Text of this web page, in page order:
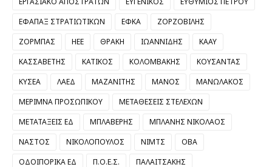
ΕΦΑΠΑΞ ΣΤΡΑΤΙΩΤΙΚΩΝ
ΕΦΚΑ
ΖΟΡΖΟΒΙΛΗΣ
ΖΟΡΜΠΑΣ
ΗΕΕ ΘΡΑΚΗ ΙΩΑΝΝΙΔΗΣ
ΚΑΑΥ
ΚΑΣΣΑΒΕΤΗΣ
ΚΑΤΙΚΟΣ ΚΟΛΟΜΒΑΚΗΣ
ΚΟΥΣΑΝΤΑΣ
ΚΥΣΕΑ
ΛΑΕΔ ΜΑΖΑΝΙΤΗΣ ΜΑΝΟΣ
ΜΑΝΩΛΑΚΟΣ
ΜΕΡΙΜΝΑ ΠΡΟΣΩΠΙΚΟΥ
ΜΕΤΑΘΕΣΕΙΣ ΣΤΕΛΕΧΩΝ
ΜΕΤΑΤΑΞΕΙΣ ΕΔ
ΜΠΛΑΒΕΡΗΣ
ΜΠΛΑΝΗΣ ΝΙΚΟΛΑΟΣ
ΝΑΣΤΟΣ
ΝΙΚΟΛΟΠΟΥΛΟΣ ΝΙΜΤΣ
ΟΒΑ
ΟΔΟΙΠΟΡΙΚΑ ΕΔ
Π.Ο.Ε.Σ.
ΠΑΛΑΙΤΣΑΚΗΣ